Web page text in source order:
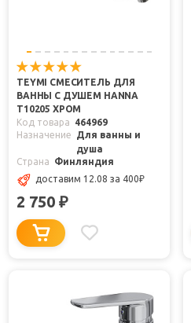
TEYMI СМЕСИТЕЛЬ ДЛЯ
ВАННЫ С ДУШЕМ HANNA
T10205 ХРОМ
Код товара
464969
Назначение
Для ванны и
душа
Страна
Финляндия
доставим 12.08 за 400₽
2 750 ₽